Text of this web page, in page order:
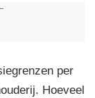
per
Hoeveel